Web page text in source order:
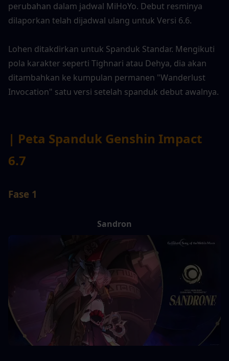
perubahan dalam jadwal MiHoYo. Debut resminya
dilaporkan telah dijadwal ulang untuk Versi 6.6.
Lohen ditakdirkan untuk Spanduk Standar. Mengikuti
pola karakter seperti Tighnari atau Dehya, dia akan
ditambahkan ke kumpulan permanen "Wanderlust
Invocation" satu versi setelah spanduk debut awalnya.
| Peta Spanduk Genshin Impact
6.7
Fase 1
Sandron